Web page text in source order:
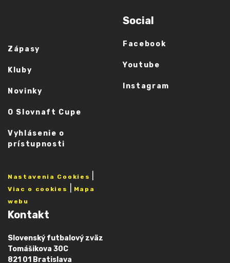
Zápasy
Kluby
Novinky
O Slovnaft Cupe
Vyhlásenie o
prístupnosti
Nastavenia Cookies
Viac o cookies
Mapa
webu
Social
Facebook
Youtube
Instagram
Kontakt
Slovenský futbalový zväz
Tomášikova 30C
821 01 Bratislava